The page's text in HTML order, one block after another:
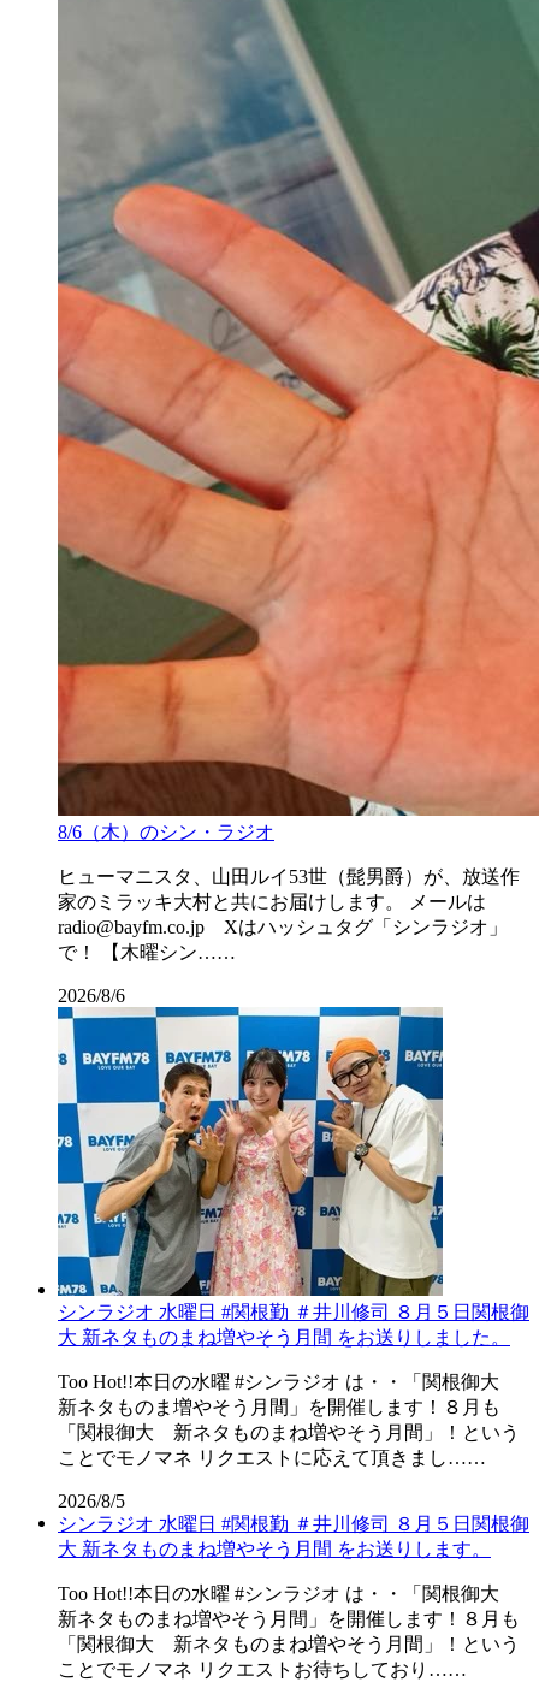
8/6（木）のシン・ラジオ
ヒューマニスタ、山田ルイ53世（髭男爵）が、放送作
家のミラッキ大村と共にお届けします。 メールは
radio@bayfm.co.jp Xはハッシュタグ「シンラジオ」
で！ 【木曜シン……
2026/8/6
シンラジオ 水曜日 #関根勤 ＃井川修司 ８月５日関根御
大 新ネタものまね増やそう月間 をお送りしました。
Too Hot!!本日の水曜 #シンラジオ は・・「関根御大
新ネタものま増やそう月間」を開催します！８月も
「関根御大 新ネタものまね増やそう月間」！という
ことでモノマネ リクエストに応えて頂きまし……
2026/8/5
シンラジオ 水曜日 #関根勤 ＃井川修司 ８月５日関根御
大 新ネタものまね増やそう月間 をお送りします。
Too Hot!!本日の水曜 #シンラジオ は・・「関根御大
新ネタものまね増やそう月間」を開催します！８月も
「関根御大 新ネタものまね増やそう月間」！という
ことでモノマネ リクエストお待ちしており……